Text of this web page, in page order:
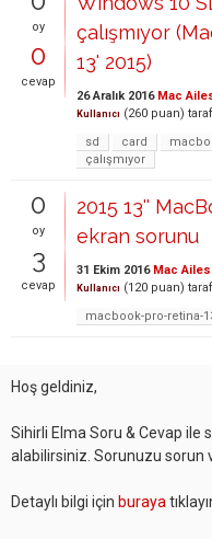
oy
0
cevap
çalışmıyor
13' 2015)
26 Aralık 2016 Mac
Kullanıcı (260 puan)
sd
card
çalışmıyor
0
oy
3
cevap
2015 13''
ekran sorunu
31 Ekim 2016 Mac
Kullanıcı (120 puan)
macbook-pro-retina-
Hoş geldiniz,
Sihirli Elma Soru & Cevap ile
alabilirsiniz. Sorunuzu sorun
Detaylı bilgi için buraya